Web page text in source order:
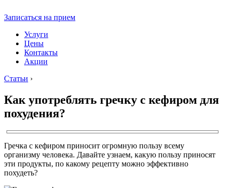
Записаться на прием
Услуги
Цены
Контакты
Акции
Статьи ›
Как употреблять гречку с кефиром для
похудения?
Гречка с кефиром приносит огромную пользу всему
организму человека. Давайте узнаем, какую пользу приносят
эти продукты, по какому рецепту можно эффективно
похудеть?